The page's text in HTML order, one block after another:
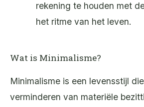
rekening te houden met
het ritme van het leven.
Wat is Minimalisme?
Minimalisme is een levensstijl
verminderen van materiële